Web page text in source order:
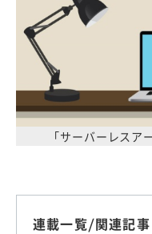
「サーバーレスア
連載一覧/関連記事